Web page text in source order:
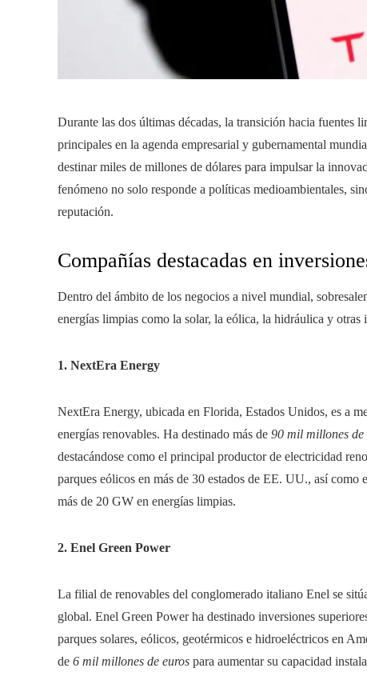
Durante las dos últimas décadas, la transición hacia fuentes
principales en la agenda empresarial y gubernamental
destinar miles de millones de dólares para impulsar la
fenómeno no solo responde a políticas medioambientales,
reputación.
Compañías destacadas en
Dentro del ámbito de los negocios a nivel mundial,
energías limpias como la solar, la eólica, la hidráulica y otras
1. NextEra Energy
NextEra Energy, ubicada en Florida, Estados Unidos, es a
energías renovables. Ha destinado más de 90 mil millones de
destacándose como el principal productor de electricidad
parques eólicos en más de 30 estados de EE. UU., así
más de 20 GW en energías limpias.
2. Enel Green Power
La filial de renovables del conglomerado italiano Enel se
global. Enel Green Power ha destinado inversiones
parques solares, eólicos, geotérmicos e hidroeléctricos en
de 6 mil millones de euros para aumentar su capacidad